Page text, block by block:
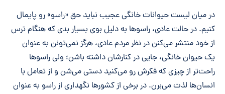
در میان لیست حیوانات خانگی عجیب نباید حق «راسو» رو پایمال
کنیم. در حالت عادی، راسوها به دلیل بوی بسیار بدی که هنگام ترس
از خود منتشر می‌کنن در نظر مردم عادی، هرگز نمی‌تونن به عنوان
یک حیوان خانگی، جایی در کنارشان داشته باشن؛ ولی راسوها
راحت‌تر از چیزی که فکرش رو می‌کنید دستی می‌شن و از تعامل با
انسان‌ها لذت می‌برن. در برخی از کشورها نگهداری از راسو به عنوان